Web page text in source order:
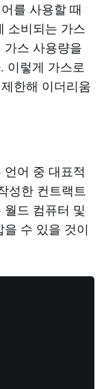
를 사용할 때
소비되는 가스
스 사용량을
이렇게 가스로
한해 이더리움
어 중 대표적
성한 컨트랙트
드 컴퓨터 및
수 있을 것이